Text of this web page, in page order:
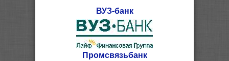
ВУЗ-банк
Промсвязьбанк